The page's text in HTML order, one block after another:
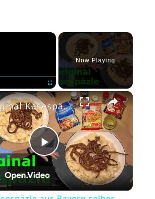
×
Fullscreen
Now Playing
×
Play
Video
original Käsespäzle aus Bayern selber zubereiten